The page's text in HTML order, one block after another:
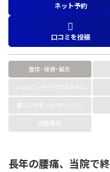
ネット予約
口コミを投稿
整体・接骨・鍼灸
ショッピング・ライフスタイル
暮らしサポート・デリバリー
冠婚葬祭
長年の腰痛、当院で